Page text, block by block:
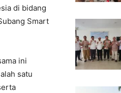
di bidang
Smart
ini
satu